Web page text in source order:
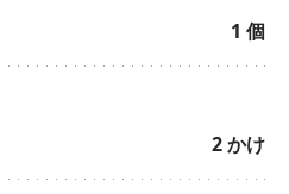
1 個
2かけ